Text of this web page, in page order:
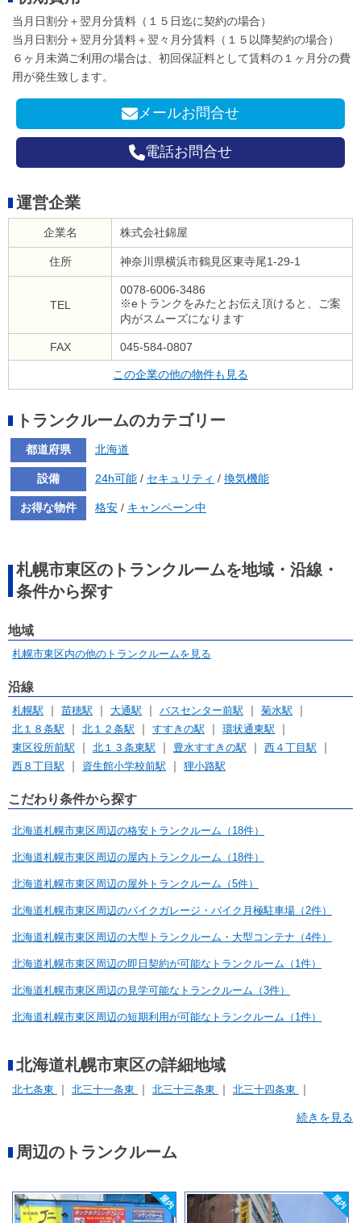
当月日割分＋翌月分賃料（１５日迄に契約の場合）
当月日割分＋翌月分賃料＋翌々月分賃料（１５以降契約の場合）
６ヶ月未満ご利用の場合は、初回保証料として賃料の１ヶ月分の費
用が発生致します。
メールお問合せ
電話お問合せ
運営企業
企業名 株式会社錦屋
住所 神奈川県横浜市鶴見区東寺尾1-29-1
TEL
0078-6006-3486
※eトランクをみたとお伝え頂けると、ご案
内がスムーズになります
FAX 045-584-0807
この企業の他の物件も見る
トランクルームのカテゴリー
都道府県 北海道
設備 24h可能 / セキュリティ / 換気機能
お得な物件 格安 / キャンペーン中
札幌市東区のトランクルームを地域・沿線・
条件から探す
地域
札幌市東区内の他のトランクルームを見る
沿線
札幌駅 苗穂駅 大通駅 バスセンター前駅
菊水駅
北１８条駅
北１２条駅 すすきの駅
環状通東駅
東区役所前駅
北１３条東駅 豊水すすきの駅
西４丁目駅
西８丁目駅
資生館小学校前駅 狸小路駅
こだわり条件から探す
北海道札幌市東区周辺の格安トランクルーム（18件）
北海道札幌市東区周辺の屋内トランクルーム（18件）
北海道札幌市東区周辺の屋外トランクルーム（5件）
北海道札幌市東区周辺のバイクガレージ・バイク月極駐車場（2件）
北海道札幌市東区周辺の大型トランクルーム・大型コンテナ（4件）
北海道札幌市東区周辺の即日契約が可能なトランクルーム（1件）
北海道札幌市東区周辺の見学可能なトランクルーム（3件）
北海道札幌市東区周辺の短期利用が可能なトランクルーム（1件）
北海道札幌市東区の詳細地域
北七条東 北三十一条東 北三十三条東
北三十四条東
北二十二条東
北十四条東
北四十二条東 北四十五条東
続きを見る
周辺のトランクルーム